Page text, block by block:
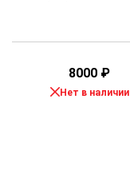
8000 ₽
Нет в наличии